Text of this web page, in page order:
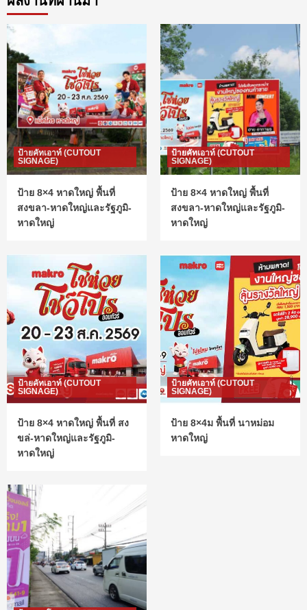
ป้ายคัทเอาท์ (CUTOUT
SIGNAGE)
ป้าย 8×4 หาดใหญ่ พื้นที่
สงขลา-หาดใหญ่และรัฐภูมิ-
หาดใหญ่
ป้ายคัทเอาท์ (CUTOUT
SIGNAGE)
ป้าย 8×4 หาดใหญ่ พื้นที่
สงขลา-หาดใหญ่และรัฐภูมิ-
หาดใหญ่
ป้ายคัทเอาท์ (CUTOUT
SIGNAGE)
ป้าย 8×4 หาดใหญ่ พื้นที่ สง
ขล่-หาดใหญ่และรัฐภูมิ-
หาดใหญ่
ป้ายคัทเอาท์ (CUTOUT
SIGNAGE)
ป้าย 8×4ม พื้นที่ นาหม่อม
หาดใหญ่